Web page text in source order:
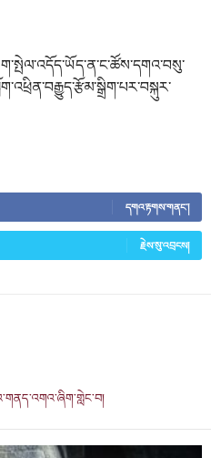
དགའ་རྟགས་གནང་།
རྗེས་སུ་འབྲངས།